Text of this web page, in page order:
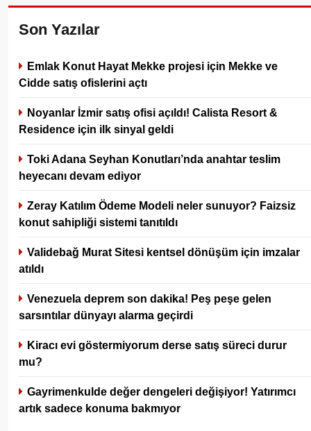
Son Yazılar
Emlak Konut Hayat Mekke projesi için Mekke ve
Cidde satış ofislerini açtı
Noyanlar İzmir satış ofisi açıldı! Calista Resort &
Residence için ilk sinyal geldi
Toki Adana Seyhan Konutları’nda anahtar teslim
heyecanı devam ediyor
Zeray Katılım Ödeme Modeli neler sunuyor? Faizsiz
konut sahipliği sistemi tanıtıldı
Validebağ Murat Sitesi kentsel dönüşüm için imzalar
atıldı
Venezuela deprem son dakika! Peş peşe gelen
sarsıntılar dünyayı alarma geçirdi
Kiracı evi göstermiyorum derse satış süreci durur
mu?
Gayrimenkulde değer dengeleri değişiyor! Yatırımcı
artık sadece konuma bakmıyor